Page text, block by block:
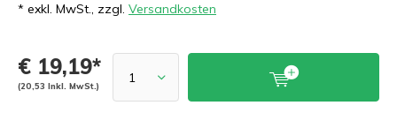
* exkl. MwSt., zzgl. Versandkosten
€ 19,19*
(20,53 Inkl. MwSt.)